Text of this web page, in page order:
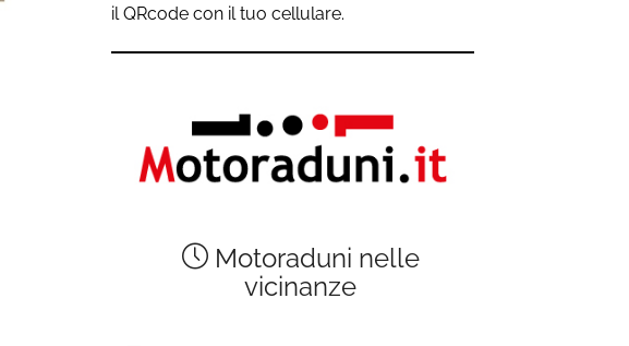
il QRcode con il tuo cellulare.
Motoraduni nelle
vicinanze